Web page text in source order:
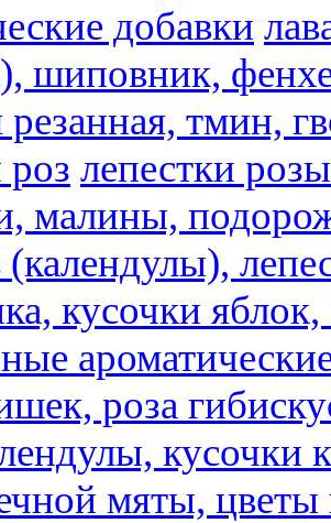
добавки
шиповник,
резанная, тмин,
роз лепестки розы
малины,
(календулы),
кусочки
роза
кусочки
мяты,